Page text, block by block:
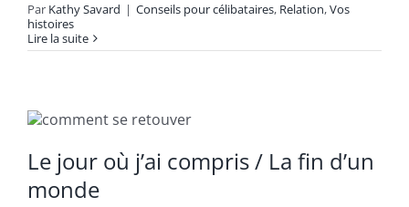
Par Kathy Savard | Conseils pour célibataires, Relation,Vos
histoires
Lire la suite
Le jour où j’ai compris / La fin d’un
monde